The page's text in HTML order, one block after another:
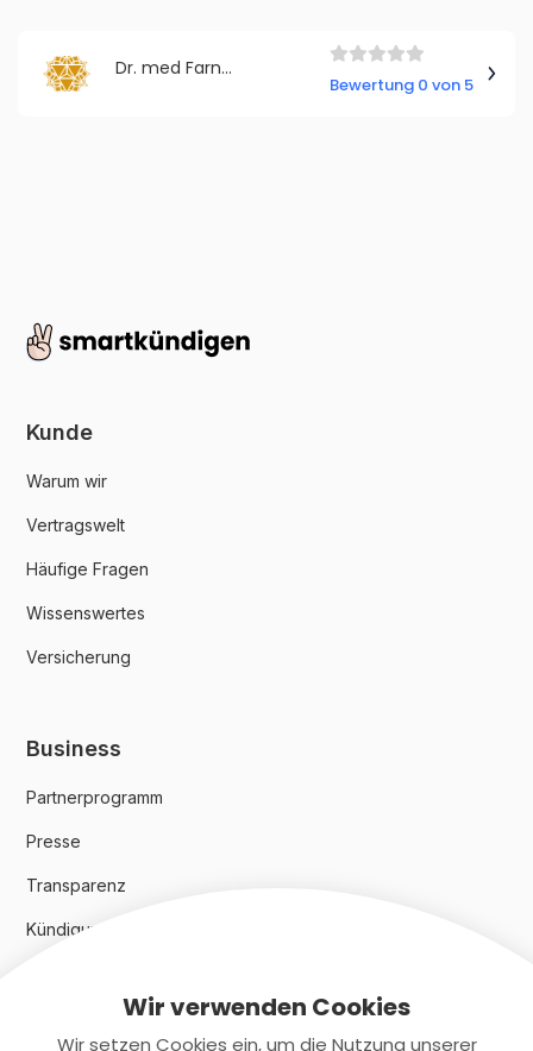
Dr. med Farnaz Fahimi - Algarveda
Bewertung 0 von 5
Kunde
Warum wir
Vertragswelt
Häufige Fragen
Wissenswertes
Versicherung
Business
Partnerprogramm
Presse
Transparenz
Kündigungsindex 2024
RechtlichesWir verwenden Cookies
Wir setzen Cookies ein, um die Nutzung unserer